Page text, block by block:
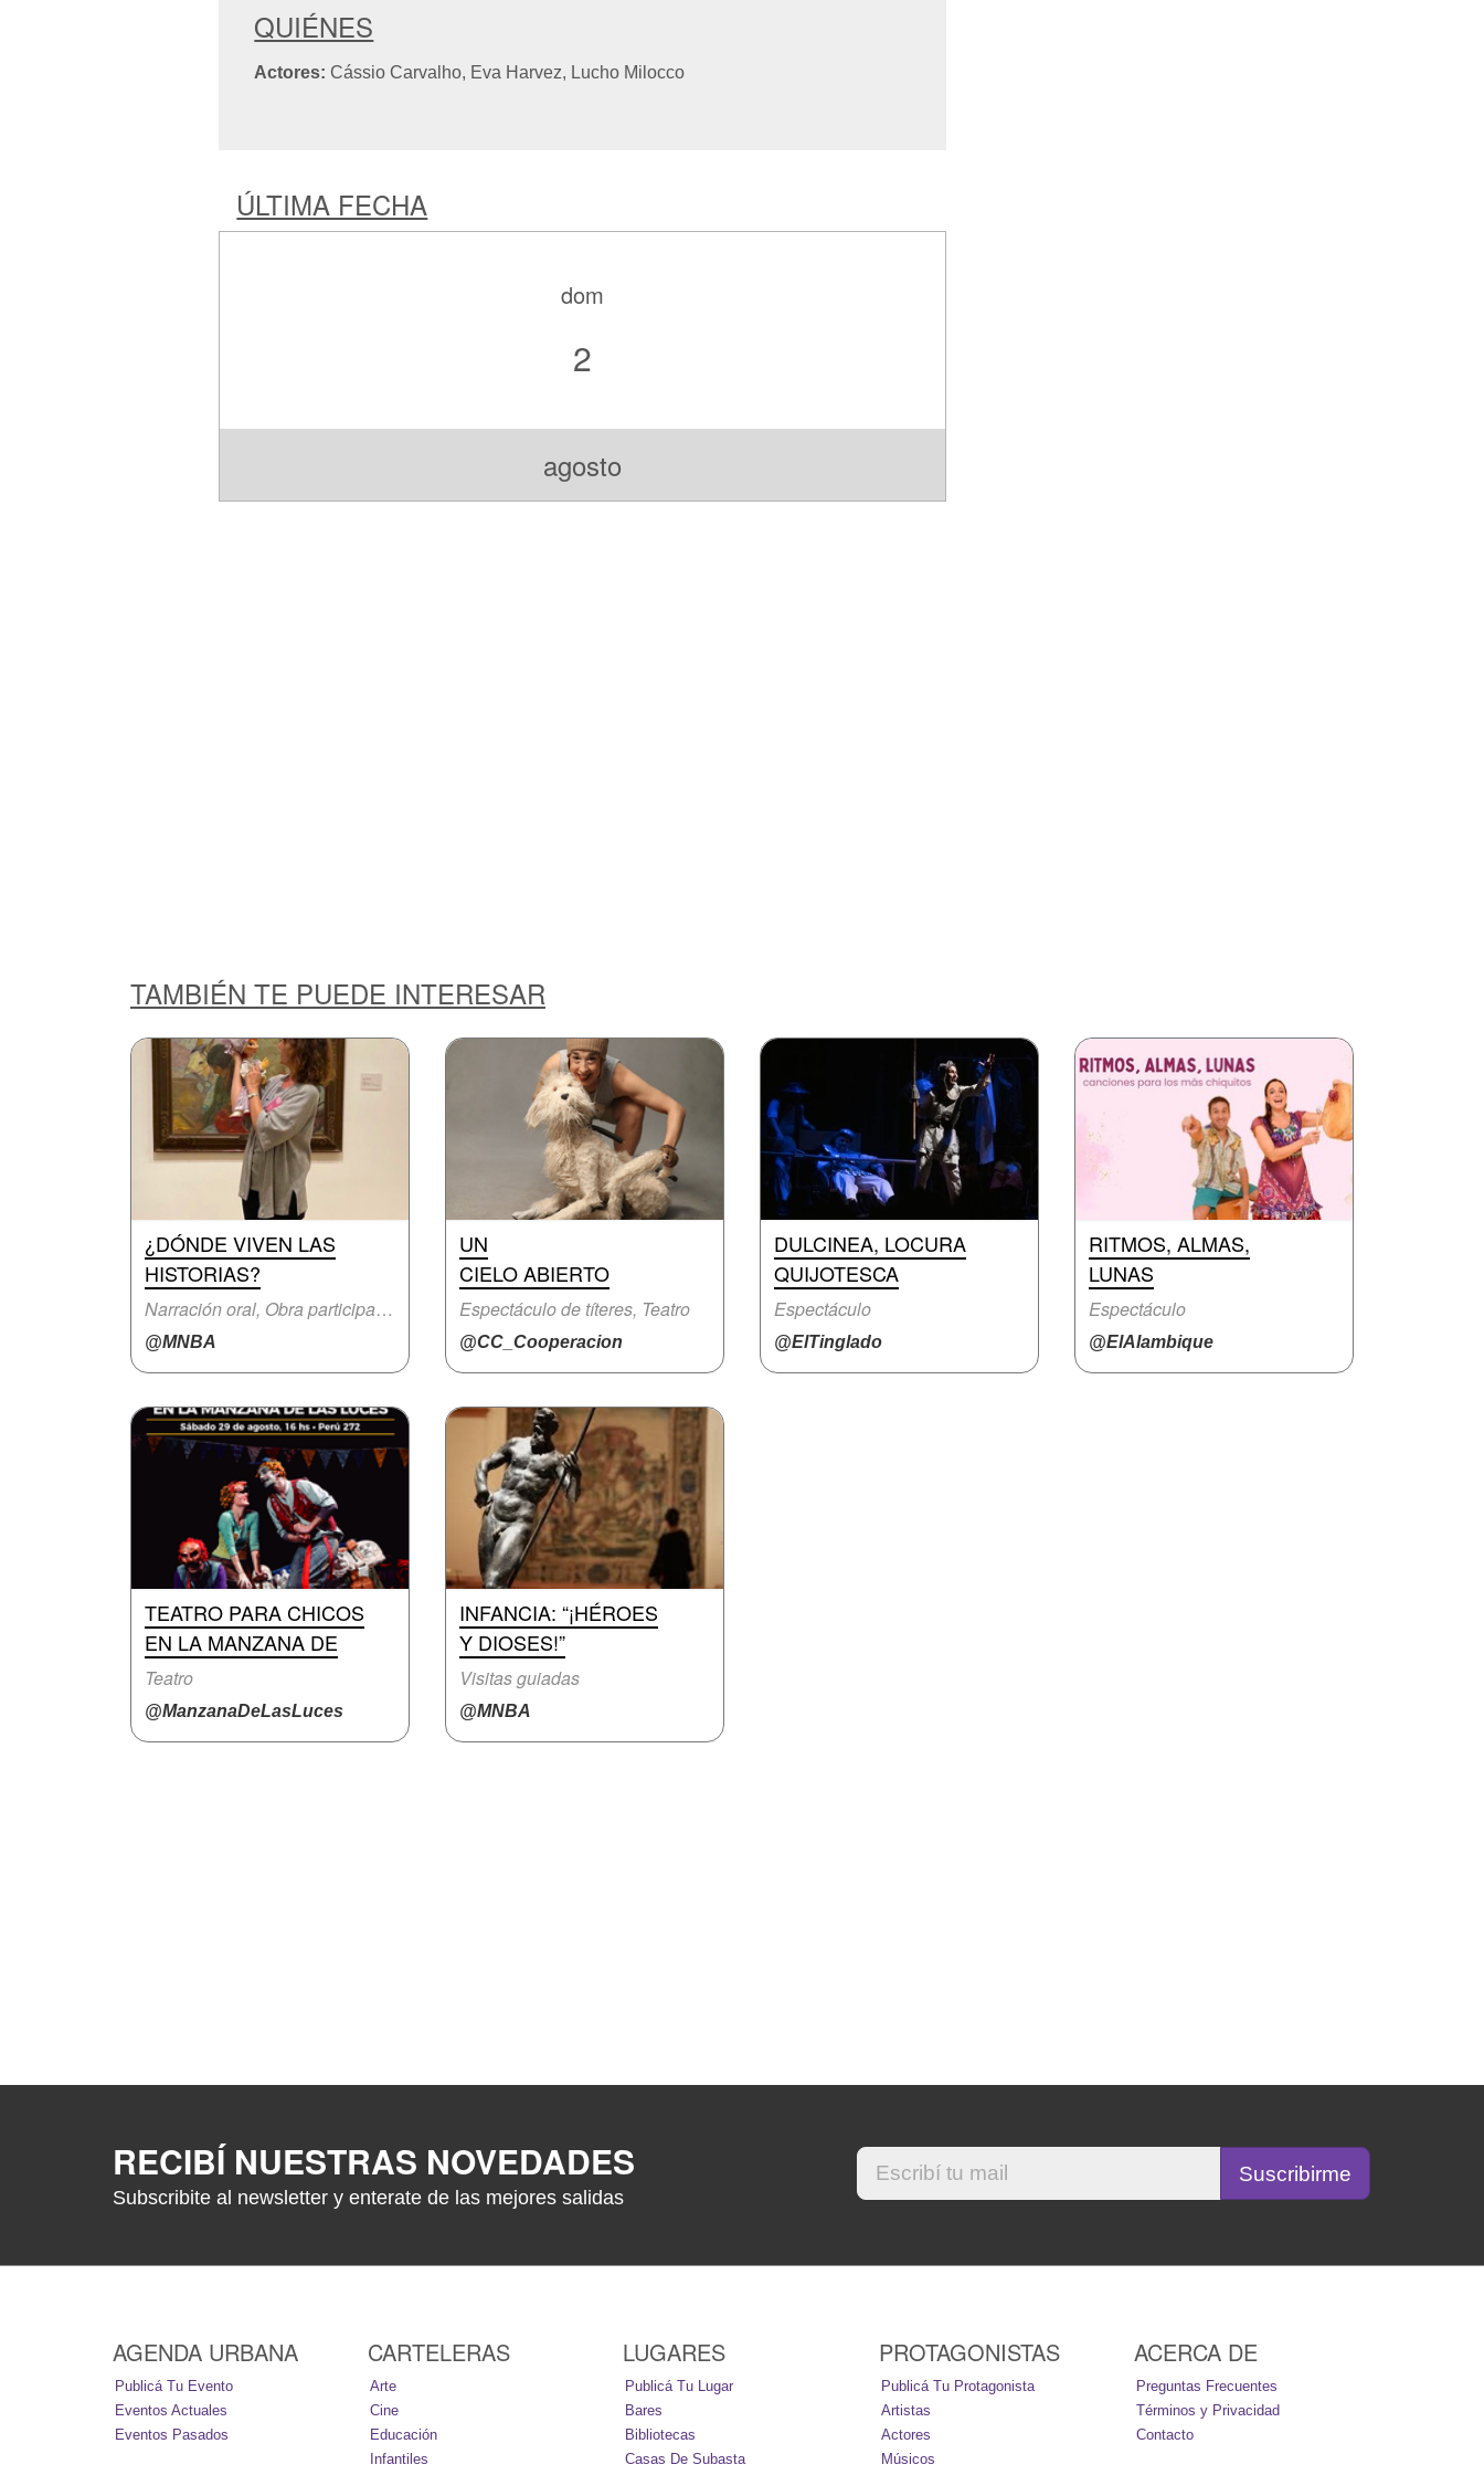
QUIÉNES
Actores: Cássio Carvalho, Eva Harvez, Lucho Milocco
ÚLTIMA FECHA
dom
2
agosto
TAMBIÉN TE PUEDE INTERESAR
¿DÓNDE VIVEN LAS
HISTORIAS?
Narración oral, Obra participativa
@MNBA
UN
CIELO ABIERTO
Espectáculo de títeres, Teatro
@CC_Cooperacion
DULCINEA, LOCURA
QUIJOTESCA
Espectáculo
@ElTinglado
RITMOS, ALMAS,
LUNAS
Espectáculo
@ElAlambique
TEATRO PARA CHICOS
EN LA MANZANA DE
Teatro
@ManzanaDeLasLuces
INFANCIA: “¡HÉROES
Y DIOSES!”
Visitas guiadas
@MNBA
RECIBÍ NUESTRAS NOVEDADES
Subscribite al newsletter y enterate de las mejores salidas
AGENDA URBANA
Publicá Tu Evento
Eventos Actuales
Eventos Pasados
CARTELERAS
Arte
Cine
Educación
Infantiles
LUGARES
Publicá Tu Lugar
Bares
Bibliotecas
Casas De Subasta
PROTAGONISTAS
Publicá Tu Protagonista
Artistas
Actores
Músicos
ACERCA DE
Preguntas Frecuentes
Términos y Privacidad
Contacto